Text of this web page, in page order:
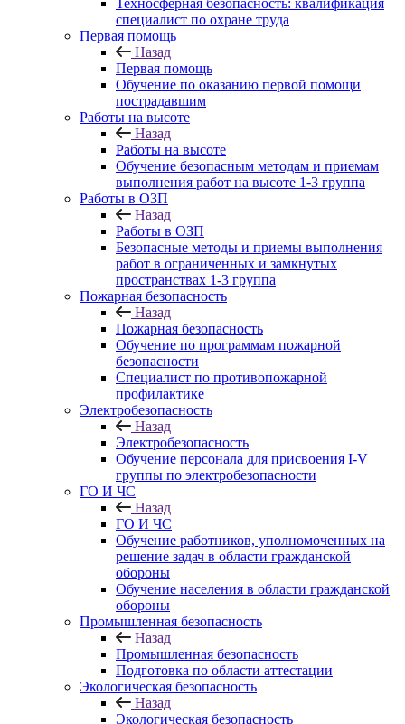
Техносферная безопасность: квалификация
специалист по охране труда
Первая помощь
Назад
Первая помощь
Обучение по оказанию первой помощи
пострадавшим
Работы на высоте
Назад
Работы на высоте
Обучение безопасным методам и приемам
выполнения работ на высоте 1-3 группа
Работы в ОЗП
Назад
Работы в ОЗП
Безопасные методы и приемы выполнения
работ в ограниченных и замкнутых
пространствах 1-3 группа
Пожарная безопасность
Назад
Пожарная безопасность
Обучение по программам пожарной
безопасности
Специалист по противопожарной
профилактике
Электробезопасность
Назад
Электробезопасность
Обучение персонала для присвоения I-V
группы по электробезопасности
ГО И ЧС
Назад
ГО И ЧС
Обучение работников, уполномоченных на
решение задач в области гражданской
обороны
Обучение населения в области гражданской
обороны
Промышленная безопасность
Назад
Промышленная безопасность
Подготовка по области аттестации
Экологическая безопасность
Назад
Экологическая безопасность